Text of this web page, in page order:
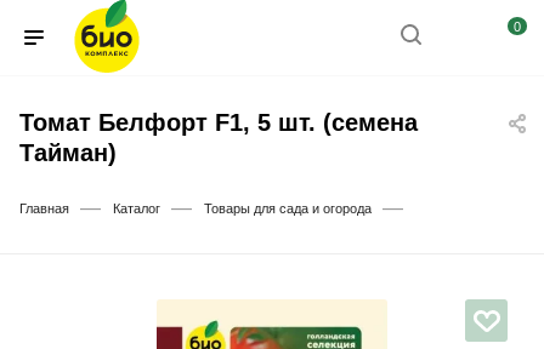
0
Томат Белфорт F1, 5 шт. (семена
Тайман)
Главная — Каталог — Товары для сада и огорода —